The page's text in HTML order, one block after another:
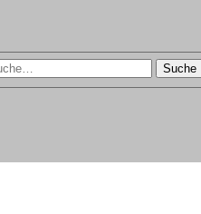
Suche